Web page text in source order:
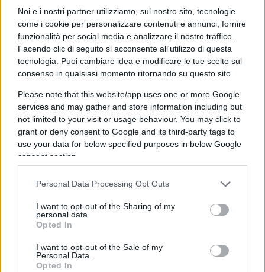
Noi e i nostri partner utilizziamo, sul nostro sito, tecnologie
come i cookie per personalizzare contenuti e annunci, fornire
funzionalità per social media e analizzare il nostro traffico.
Facendo clic di seguito si acconsente all'utilizzo di questa
tecnologia. Puoi cambiare idea e modificare le tue scelte sul
consenso in qualsiasi momento ritornando su questo sito
Please note that this website/app uses one or more Google
services and may gather and store information including but
not limited to your visit or usage behaviour. You may click to
grant or deny consent to Google and its third-party tags to
use your data for below specified purposes in below Google
consent section.
Personal Data Processing Opt Outs
I want to opt-out of the Sharing of my
personal data.
Opted In
I want to opt-out of the Sale of my
Personal Data.
Opted In
iniziato a minacciare le università stesse: o
rinunciate al woke, o vi tolgo i soldi. Di fatto,
un’imposizione di segno contrario, ma pur sempre
un’imposizione.
Leggi anche:
Difendere Buttafuoco, Venezia e la Biennale
È vero che la destra incarnata da Fdi non è mai
coerente. Ma è vero anche che l’arte e la cultura
non c’entrano niente con la guerra in atto. E che
riaprire le porte alla Russia non significa
giustificareVladimir Putin
. D’altronde, la Russia